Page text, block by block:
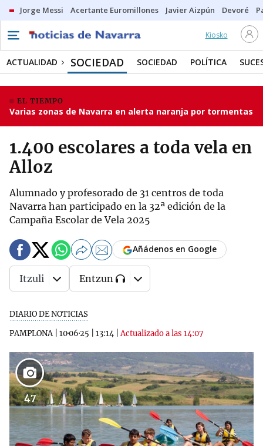
Jorge Messi Acertante Euromillones Javier Aizpún Devoré
Kiosko
ACTUALIDAD SOCIEDAD SOCIEDAD POLÍTICA
EL TIEMPO
Varias zonas de Navarra en alerta naranja por tormentas
1.400 escolares a toda vela en
Alloz
Alumnado y profesorado de 31 centros de toda
Navarra han participado en la 32ª edición de la
Campaña Escolar de Vela 2025
DIARIO DE NOTICIAS
PAMPLONA| 10·06·25 13:14 |Actualizado a las 14:07
Añádenos en Google
Itzuli Entzun
47